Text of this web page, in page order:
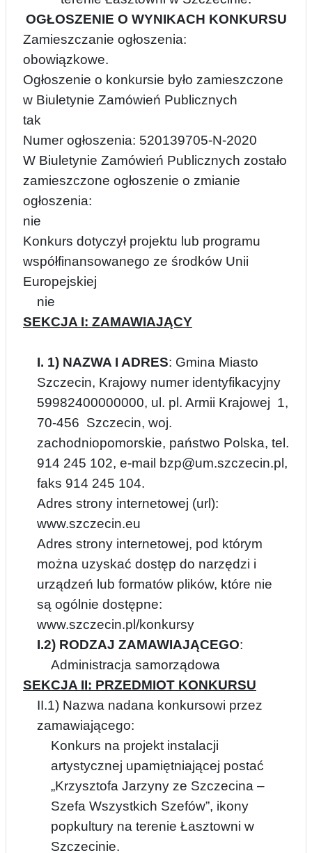
OGŁOSZENIE O WYNIKACH KONKURSU
Zamieszczanie ogłoszenia:
obowiązkowe.
Ogłoszenie o konkursie było zamieszczone
w Biuletynie Zamówień Publicznych
tak
Numer ogłoszenia: 520139705-N-2020
W Biuletynie Zamówień Publicznych zostało
zamieszczone ogłoszenie o zmianie
ogłoszenia:
nie
Konkurs dotyczył projektu lub programu
współfinansowanego ze środków Unii
Europejskiej
nie
SEKCJA I: ZAMAWIAJĄCY
I. 1) NAZWA I ADRES: Gmina Miasto
Szczecin, Krajowy numer identyfikacyjny
59982400000000, ul. pl. Armii Krajowej 1,
70-456 Szczecin, woj.
zachodniopomorskie, państwo Polska, tel.
914 245 102, e-mail bzp@um.szczecin.pl,
faks 914 245 104.
Adres strony internetowej (url):
www.szczecin.eu
Adres strony internetowej, pod którym
można uzyskać dostęp do narzędzi i
urządzeń lub formatów plików, które nie
są ogólnie dostępne:
www.szczecin.pl/konkursy
I.2) RODZAJ ZAMAWIAJĄCEGO:
Administracja samorządowa
SEKCJA II: PRZEDMIOT KONKURSU
II.1) Nazwa nadana konkursowi przez
zamawiającego:
Konkurs na projekt instalacji
artystycznej upamiętniającej postać
„Krzysztofa Jarzyny ze Szczecina –
Szefa Wszystkich Szefów”, ikony
popkultury na terenie Łasztowni w
Szczecinie.